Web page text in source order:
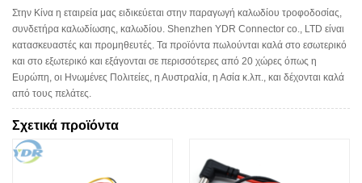
Στην Κίνα η εταιρεία μας ειδικεύεται στην παραγωγή καλωδίου τροφοδοσίας,
συνδετήρα καλωδίωσης, καλωδίου. Shenzhen YDR Connector co., LTD είναι
κατασκευαστές και προμηθευτές. Τα προϊόντα πωλούνται καλά στο εσωτερικό
και στο εξωτερικό και εξάγονται σε περισσότερες από 20 χώρες όπως η
Ευρώπη, οι Ηνωμένες Πολιτείες, η Αυστραλία, η Ασία κ.λπ., και δέχονται καλά
από τους πελάτες.
Σχετικά προϊόντα